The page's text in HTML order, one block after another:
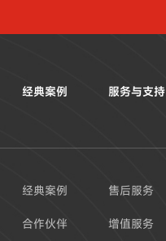
经典案例
经典案例
合作伙伴
服务与支持
售后服务
增值服务